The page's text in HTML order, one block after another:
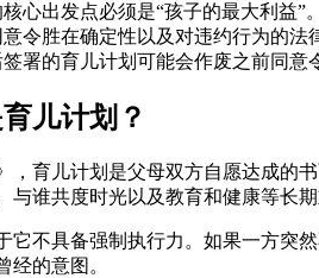
心出发点必须是“孩子的最大利益”。
令胜在确定性以及对违约行为的法
署的育儿计划可能会作废之前同意
儿计划？
，育儿计划是父母双方自愿达成的
谁共度时光以及教育和健康等长期
它不具备强制执行力。如果一方突
经的意图。